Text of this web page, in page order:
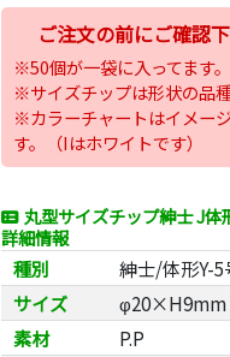
ご注文の前にご確認
※50個が一袋に入ってます。
※サイズチップは形状の品
※カラーチャートはイメー
す。（Iはホワイトです）
丸型サイズチップ紳士 J体
詳細情報
種別
紳士/体形Y-5
サイズ
φ20×H9mm
素材
P.P